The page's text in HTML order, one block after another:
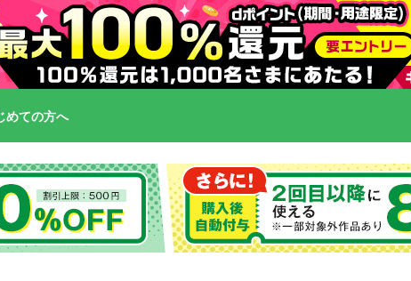
めての方へ